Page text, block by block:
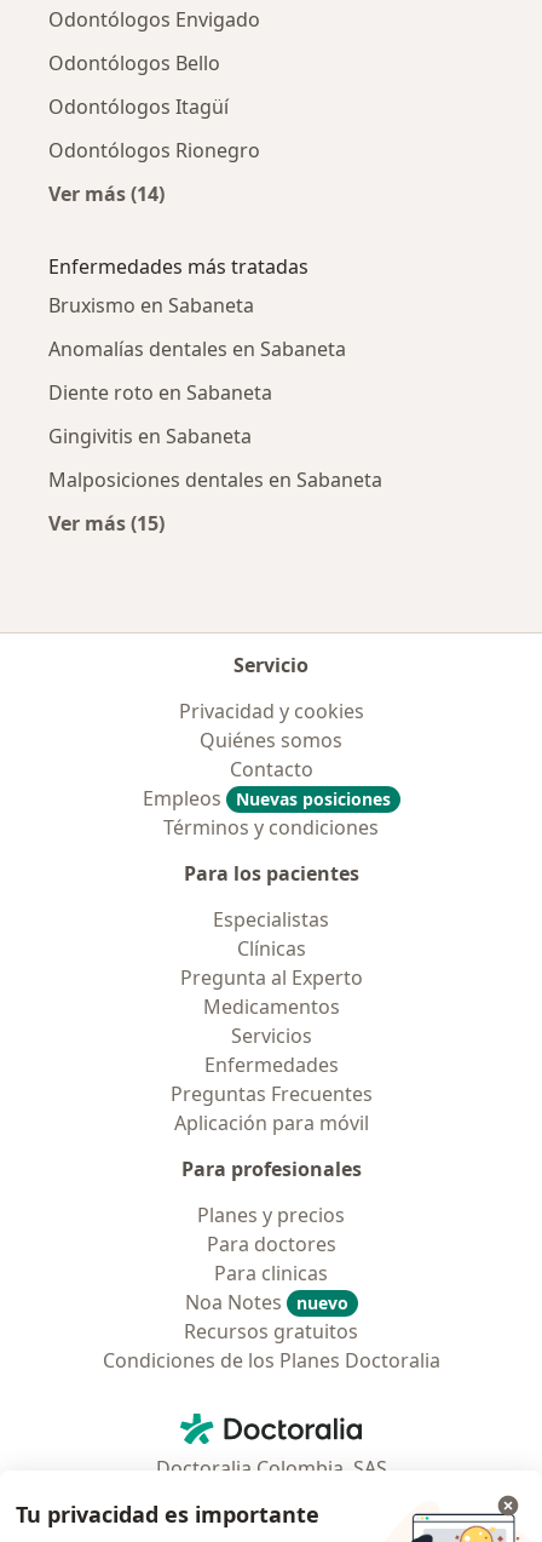
Odontólogos Envigado
Odontólogos Bello
Odontólogos Itagüí
Odontólogos Rionegro
Ver más (14)
Enfermedades más tratadas
Bruxismo en Sabaneta
Anomalías dentales en Sabaneta
Diente roto en Sabaneta
Gingivitis en Sabaneta
Malposiciones dentales en Sabaneta
Ver más (15)
Servicio
Privacidad y cookies
Quiénes somos
Contacto
Empleos
Nuevas posiciones
Términos y condiciones
Para los pacientes
Especialistas
Clínicas
Pregunta al Experto
Medicamentos
Servicios
Enfermedades
Preguntas Frecuentes
Aplicación para móvil
Para profesionales
Planes y precios
Para doctores
Para clinicas
Noa Notes
nuevo
Recursos gratuitos
Condiciones de los Planes Doctoralia
Doctoralia - Página de inicio
Doctoralia Colombia, SAS
Municipio: Bogotá D.C., Colombia
Tu privacidad es importante